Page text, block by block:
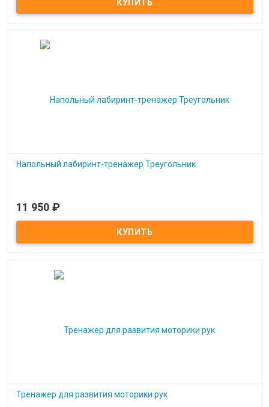
Напольный лабиринт-тренажер Треугольник
Под заказ
Напольный лабиринт-тренажер Треугольник
11 950 ₽
Тренажер для развития моторики рук